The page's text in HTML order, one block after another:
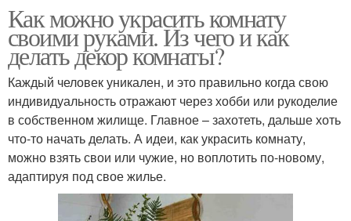
Как можно украсить комнату
своими руками. Из чего и как
делать декор комнаты?
Каждый человек уникален, и это правильно когда свою
индивидуальность отражают через хобби или рукоделие
в собственном жилище. Главное – захотеть, дальше хоть
что-то начать делать. А идеи, как украсить комнату,
можно взять свои или чужие, но воплотить по-новому,
адаптируя под свое жилье.